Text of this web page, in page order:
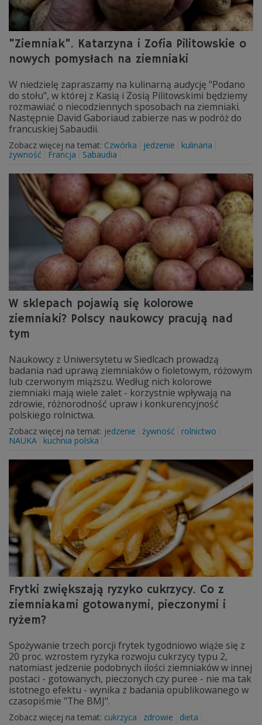
"Ziemniak". Katarzyna i Zofia Pilitowskie o
nowych pomysłach na ziemniaki
W niedzielę zapraszamy na kulinarną audycję "Podano
do stołu", w której z Kasią i Zosią Pilitowskimi będziemy
rozmawiać o niecodziennych sposobach na ziemniaki.
Następnie David Gaboriaud zabierze nas w podróż do
francuskiej Sabaudii.
Zobacz więcej na temat: Czwórka jedzenie
kulinaria
żywność
Francja Sabaudia
W sklepach pojawią się kolorowe
ziemniaki? Polscy naukowcy pracują nad
tym
Naukowcy z Uniwersytetu w Siedlcach prowadzą
badania nad uprawą ziemniaków o fioletowym, różowym
lub czerwonym miąższu. Według nich kolorowe
ziemniaki mają wiele zalet - korzystnie wpływają na
zdrowie, różnorodność upraw i konkurencyjność
polskiego rolnictwa.
Zobacz więcej na temat: jedzenie żywność
rolnictwo
NAUKA
kuchnia polska
Frytki zwiększają ryzyko cukrzycy. Co z
ziemniakami gotowanymi, pieczonymi i
ryżem?
Spożywanie trzech porcji frytek tygodniowo wiąże się z
20 proc. wzrostem ryzyka rozwoju cukrzycy typu 2,
natomiast jedzenie podobnych ilości ziemniaków w innej
postaci - gotowanych, pieczonych czy puree - nie ma tak
istotnego efektu - wynika z badania opublikowanego w
czasopiśmie "The BMJ".
Zobacz więcej na temat: cukrzyca zdrowie dieta